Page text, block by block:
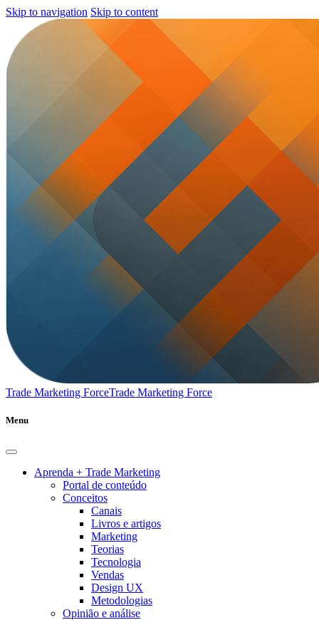
Skip to navigation Skip to content
Trade Marketing ForceTrade Marketing Force
Menu
Aprenda + Trade Marketing
Portal de conteúdo
Conceitos
Canais
Livros e artigos
Marketing
Teorias
Tecnologia
Vendas
Design UX
Metodologias
Opinião e análise